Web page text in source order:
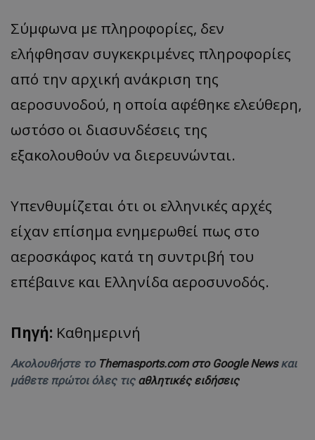
Σύμφωνα με πληροφορίες, δεν
ελήφθησαν συγκεκριμένες πληροφορίες
από την αρχική ανάκριση της
αεροσυνοδού, η οποία αφέθηκε ελεύθερη,
ωστόσο οι διασυνδέσεις της
εξακολουθούν να διερευνώνται.
Υπενθυμίζεται ότι οι ελληνικές αρχές
είχαν επίσημα ενημερωθεί πως στο
αεροσκάφος κατά τη συντριβή του
επέβαινε και Ελληνίδα αεροσυνοδός.
Πηγή: Καθημερινή
Ακολουθήστε το Themasports.com στο Google Newsκαι
μάθετε πρώτοι όλες τις αθλητικές ειδήσεις